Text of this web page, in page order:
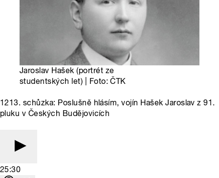
Jaroslav Hašek (portrét ze
studentských let) | Foto: ČTK
1213. schůzka: Poslušně hlásím, vojín Hašek Jaroslav z 91.
pluku v Českých Budějovicích
25:30